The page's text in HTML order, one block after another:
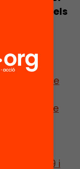
recursos els
de
a
de l’informe
premsa de
milions
Covid-19 i